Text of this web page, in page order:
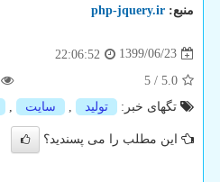
منبع: php-jquery.ir
1399/06/23
22:06:52
5.0
/
5
تگهای خبر:
تولید سایت
این مطلب را می پسندید؟